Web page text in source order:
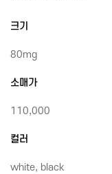
크기
80mg
소매가
110,000
컬러
white, black